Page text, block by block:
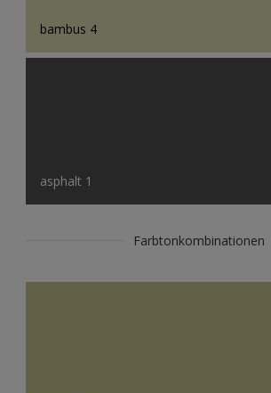
bambus 4
asphalt 1
Farbtonkombinationen